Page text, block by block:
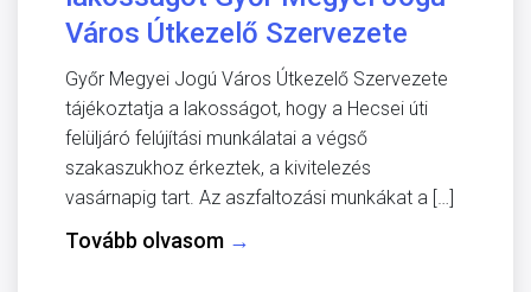
Város Útkezelő Szervezete
Győr Megyei Jogú Város Útkezelő Szervezete
tájékoztatja a lakosságot, hogy a Hecsei úti
felüljáró felújítási munkálatai a végső
szakaszukhoz érkeztek, a kivitelezés
vasárnapig tart. Az aszfaltozási munkákat a […]
Tovább olvasom →